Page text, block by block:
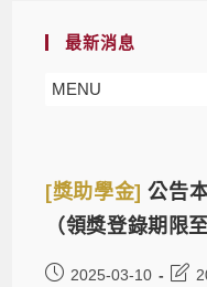
最新消息
MENU
[獎助學金]公告
（領獎登錄期限
2025-03-10